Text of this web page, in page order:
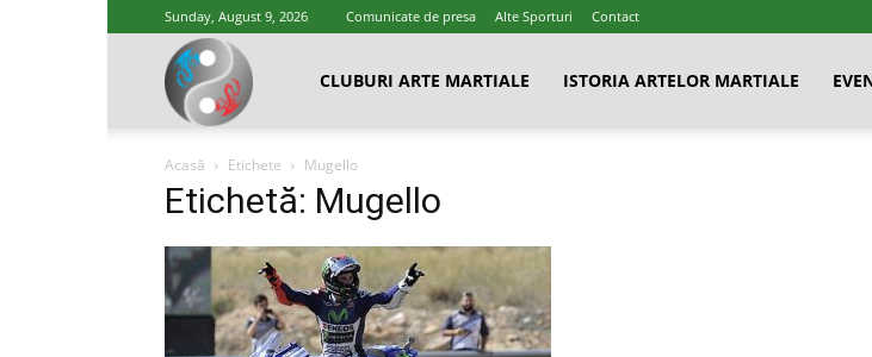
Sunday, August 9, 2026 Comunicate de presa Alte Sporturi Contact
Cluburi
Arte
Marțiale
CLUBURI ARTE MARTIALE ISTORIA ARTELOR MARTIALE
Acasă Etichete Mugello
Etichetă: Mugello